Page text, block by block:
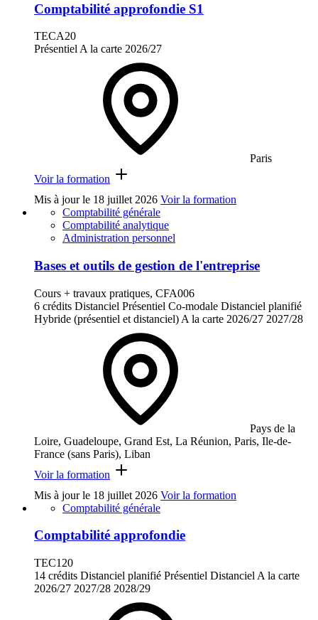
Comptabilité approfondie S1
TECA20
Présentiel A la carte 2026/27
Paris
Voir la formation
Mis à jour le 18 juillet 2026 Voir la formation
Comptabilité générale
Comptabilité analytique
Administration personnel
Bases et outils de gestion de l'entreprise
Cours + travaux pratiques, CFA006
6 crédits Distanciel Présentiel Co-modale Distanciel planifié
Hybride (présentiel et distanciel) A la carte 2026/27 2027/28
Pays de la
Loire, Guadeloupe, Grand Est, La Réunion, Paris, Ile-de-
France (sans Paris), Liban
Voir la formation
Mis à jour le 18 juillet 2026 Voir la formation
Comptabilité générale
Comptabilité approfondie
TEC120
14 crédits Distanciel planifié Présentiel Distanciel A la carte
2026/27 2027/28 2028/29